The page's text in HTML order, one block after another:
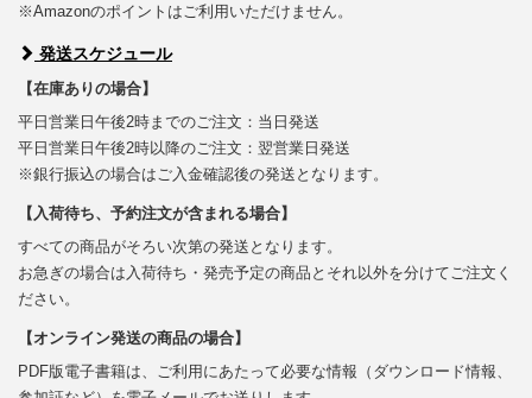
※Amazonのポイントはご利用いただけません。
発送スケジュール
【在庫ありの場合】
平日営業日午後2時までのご注文：当日発送
平日営業日午後2時以降のご注文：翌営業日発送
※銀行振込の場合はご入金確認後の発送となります。
【入荷待ち、予約注文が含まれる場合】
すべての商品がそろい次第の発送となります。
お急ぎの場合は入荷待ち・発売予定の商品とそれ以外を分けてご注文く
ださい。
【オンライン発送の商品の場合】
PDF版電子書籍は、ご利用にあたって必要な情報（ダウンロード情報、